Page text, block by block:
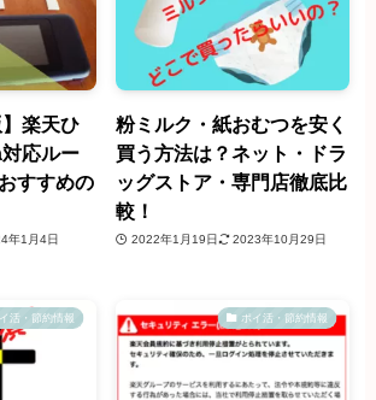
】楽天ひ
応ルー
すすめの
年1月4日
粉ミルク・紙おむつを安く
買う方法は？ネット・ドラ
ッグストア・専門店徹底比
較！
2022年1月19日 2023年10月29日
活・節約情報 ポイ活・節約情報